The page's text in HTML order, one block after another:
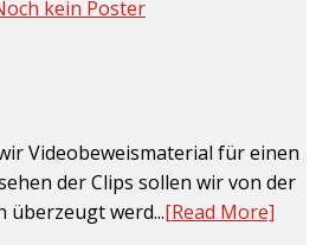
Videobeweismaterial für einen
der Clips sollen wir von der
überzeugt werd...[Read More]